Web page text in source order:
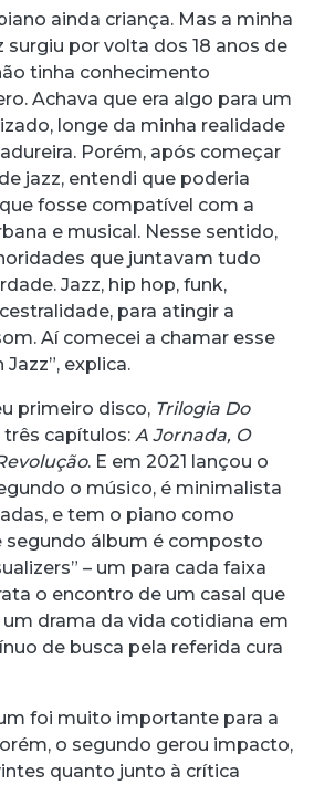
ainda criança. Mas a minha
surgiu por volta dos 18 anos de
tinha conhecimento
Achava que era algo para um
longe da minha realidade
Porém, após começar
jazz, entendi que poderia
fosse compatível com a
e musical. Nesse sentido,
que juntavam tudo
Jazz, hip hop, funk,
para atingir a
Aí comecei a chamar esse
explica.
primeiro disco, Trilogia Do
capítulos: A Jornada, O
. E em 2021 lançou o
o músico, é minimalista
e tem o piano como
segundo álbum é composto
– um para cada faixa
o encontro de um casal que
um drama da vida cotidiana em
de busca pela referida cura
foi muito importante para a
o segundo gerou impacto,
quanto junto à crítica